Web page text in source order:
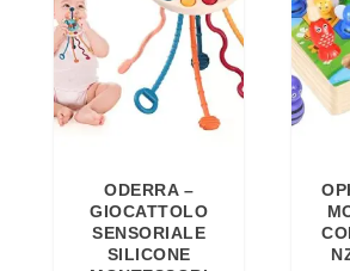
ODERRA –
GIOCATTOLO
SENSORIALE
SILICONE